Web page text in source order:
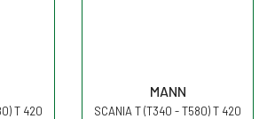
T 420
MANN
SCANIA T (T340 - T580) T 420